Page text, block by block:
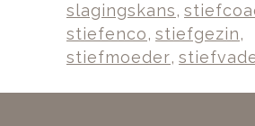
slagingskans,
stiefenco, stiefgezin,
stiefmoeder,